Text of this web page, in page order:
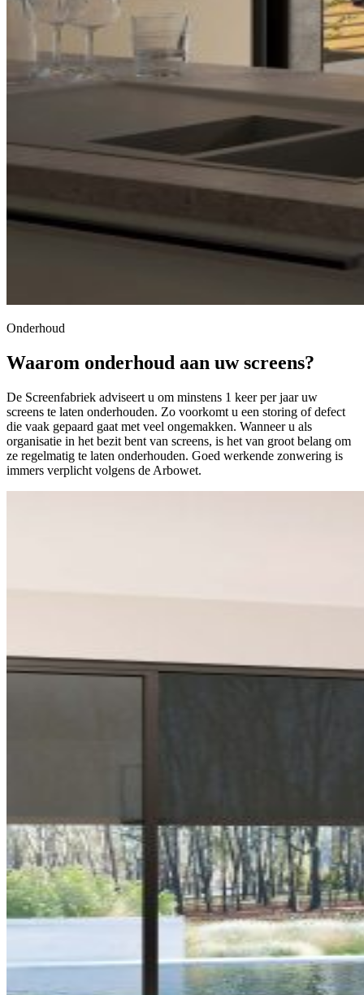
Onderhoud
Waarom onderhoud aan uw screens?
De Screenfabriek adviseert u om minstens 1 keer per jaar uw
screens te laten onderhouden. Zo voorkomt u een storing of defect
die vaak gepaard gaat met veel ongemakken. Wanneer u als
organisatie in het bezit bent van screens, is het van groot belang om
ze regelmatig te laten onderhouden. Goed werkende zonwering is
immers verplicht volgens de Arbowet.